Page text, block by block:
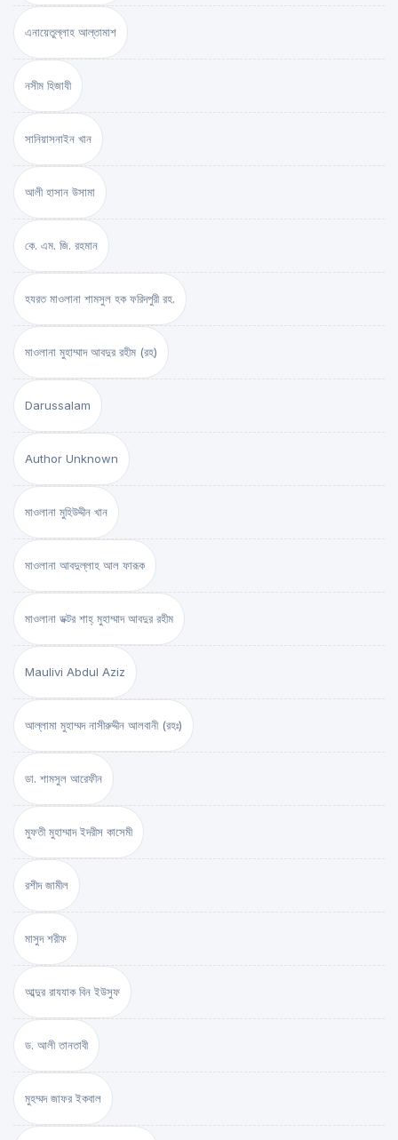
এনায়েতুল্লাহ আল্‌তামাশ
নসীম হিজাযী
সানিয়াসনাইন খান
আলী হাসান উসামা
কে. এম. জি. রহমান
হযরত মাওলানা শামসুল হক ফরিদপুরী রহ.
মাওলানা মুহাম্মাদ আবদুর রহীম (রহ)
Darussalam
Author Unknown
মাওলানা মুহিউদ্দীন খান
মাওলানা আবদুল্লাহ আল ফারূক
মাওলানা ডক্টর শাহ্‌ মুহাম্মাদ আবদুর রহীম
Maulivi Abdul Aziz
আল্লামা মুহাম্মদ নাসীরুদ্দীন আলবানী (রহঃ)
ডা. শামসুল আরেফীন
মুফতী মুহাম্মাদ ইদরীস কাসেমী
রশীদ জামীল
মাসুদ শরীফ
আব্দুর রাযযাক বিন ইউসুফ
ড. আলী তানতাবী
মুহম্মদ জাফর ইকবাল